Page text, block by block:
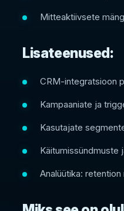
Mitteaktiivsete
Lisateenused:
CRM-integratsioon
Kampaaniate ja
Kasutajate
Käitumissündmuste
Analüütika: